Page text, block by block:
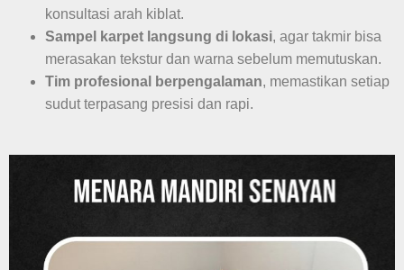
konsultasi arah kiblat.
Sampel karpet langsung di lokasi, agar takmir bisa
merasakan tekstur dan warna sebelum memutuskan.
Tim profesional berpengalaman, memastikan setiap
sudut terpasang presisi dan rapi.